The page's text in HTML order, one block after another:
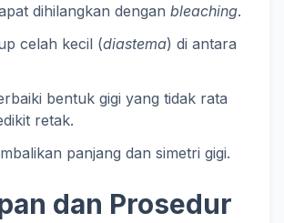
dihilangkan dengan bleaching.
celah kecil (diastema) di antara
bentuk gigi yang tidak rata
retak.
panjang dan simetri gigi.
dan Prosedur